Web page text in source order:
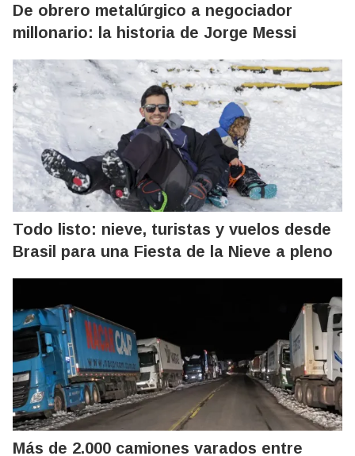
De obrero metalúrgico a negociador
millonario: la historia de Jorge Messi
Todo listo: nieve, turistas y vuelos desde
Brasil para una Fiesta de la Nieve a pleno
Más de 2.000 camiones varados entre